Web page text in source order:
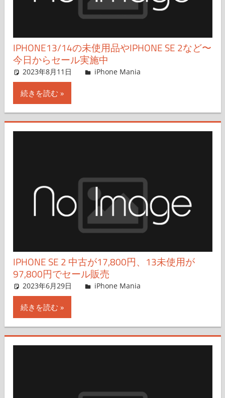
IPHONE13/14の未使用品やIPHONE SE 2など〜
今日からセール実施中
2023年8月11日 iPhone Mania
iPhone Mania
続きを読む
IPHONE SE 2 中古が17,800円、13未使用が
97,800円でセール販売
2023年6月29日 iPhone Mania
iPhone Mania
続きを読む